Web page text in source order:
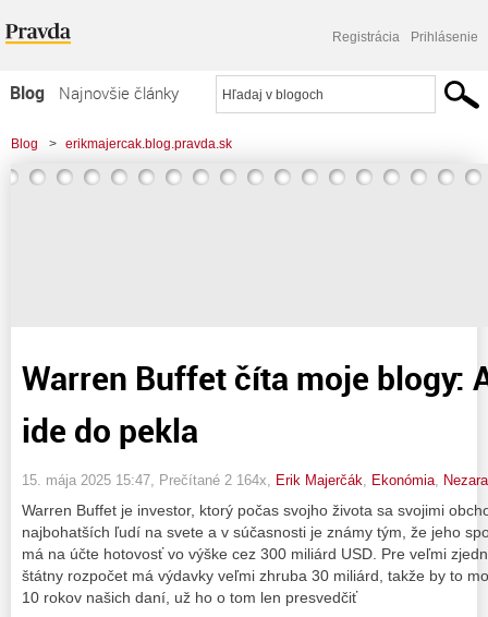
Registrácia Prihlásenie
Blog
Najnovšie články
Najčítanejšie články
Najkomentovanejšie články
Blog > erikmajercak.blog.pravda.sk
> Warren Buffet číta moje blogy: Americký dolár ide do pekla
Warren Buffet číta moje blogy:
ide do pekla
15. mája 2025 15:47 , Prečítané 2 164x, Erik Majerčák Ekonómia
Warren Buffet je investor, ktorý počas svojho života sa svojimi
najbohatších ľudí na svete a v súčasnosti je známy tým, že jeho
má na účte hotovosť vo výške cez 300 miliárd USD. Pre veľmi
štátny rozpočet má výdavky veľmi zhruba 30 miliárd, takže by to
10 rokov našich daní, už ho o tom len presvedčiť